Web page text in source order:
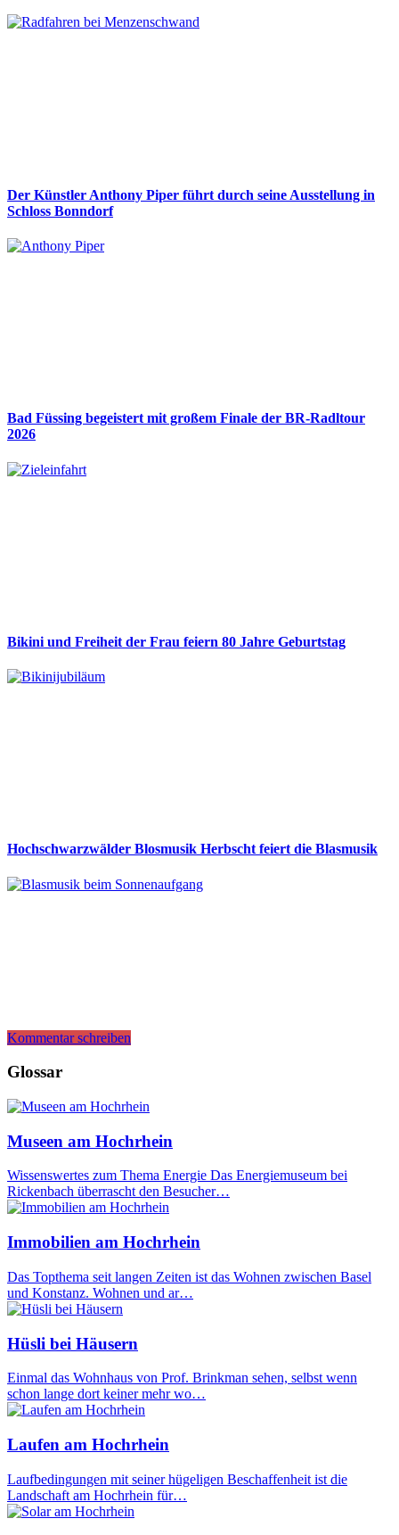
Der Künstler Anthony Piper führt durch seine Ausstellung in
Schloss Bonndorf
Bad Füssing begeistert mit großem Finale der BR-Radltour
2026
Bikini und Freiheit der Frau feiern 80 Jahre Geburtstag
Hochschwarzwälder Blosmusik Herbscht feiert die Blasmusik
Kommentar schreiben
Glossar
Museen am Hochrhein
Wissenswertes zum Thema Energie Das Energiemuseum bei
Rickenbach überrascht den Besucher…
Immobilien am Hochrhein
Das Topthema seit langen Zeiten ist das Wohnen zwischen Basel
und Konstanz. Wohnen und ar…
Hüsli bei Häusern
Einmal das Wohnhaus von Prof. Brinkman sehen, selbst wenn
schon lange dort keiner mehr wo…
Laufen am Hochrhein
Laufbedingungen mit seiner hügeligen Beschaffenheit ist die
Landschaft am Hochrhein für…